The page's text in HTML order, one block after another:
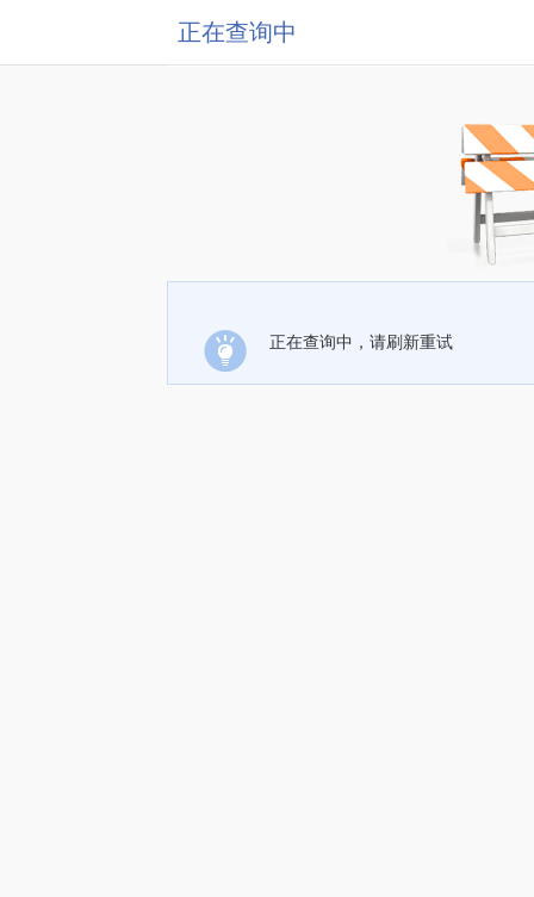
正在查询中
正在查询中，请刷新重试